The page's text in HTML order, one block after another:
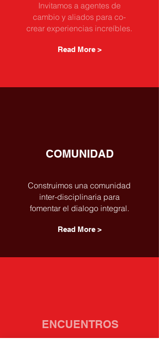
Invitamos a agentes de
cambio y aliados para co-
crear experiencias increíbles.
Read More >
COMUNIDAD
Construimos una comunidad
inter-disciplinaria para
fomentar el dialogo integral.
Read More >
ENCUENTROS